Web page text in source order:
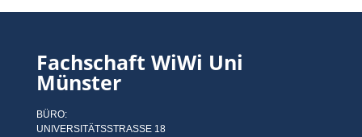
Fachschaft WiWi Uni
Münster
BÜRO:
UNIVERSITÄTSSTRASSE 18